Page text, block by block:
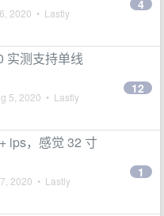
2020 • Lastly
4
实测支持单线
5, 2020 • Lastly
12
ips，感觉 32 寸
2020 • Lastly
1